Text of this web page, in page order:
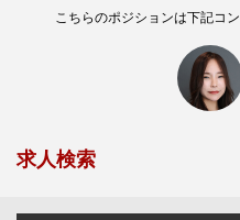
こちらのポジションは下記コ
求人検索